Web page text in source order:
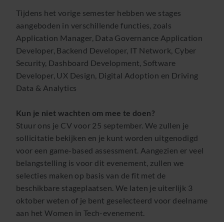
Tijdens het vorige semester hebben we stages
aangeboden in verschillende functies, zoals
Application Manager, Data Governance Application
Developer, Backend Developer, IT Network, Cyber
Security, Dashboard Development, Software
Developer, UX Design, Digital Adoption en Driving
Data & Analytics
Kun je niet wachten om mee te doen?
Stuur ons je CV voor 25 september. We zullen je
sollicitatie bekijken en je kunt worden uitgenodigd
voor een game-based assessment. Aangezien er veel
belangstelling is voor dit evenement, zullen we
selecties maken op basis van de fit met de
beschikbare stageplaatsen. We laten je uiterlijk 3
oktober weten of je bent geselecteerd voor deelname
aan het Women in Tech-evenement.